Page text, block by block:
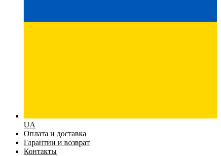
UA
Оплата и доставка
Гарантии и возврат
Контакты